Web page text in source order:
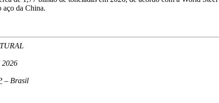
aço da China.
2026
– Brasil